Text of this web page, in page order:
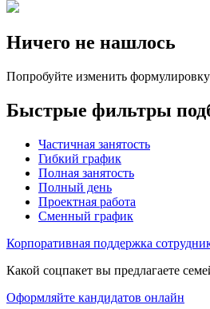
Ничего не нашлось
Попробуйте изменить
Быстрые фильтры
Частичная занятость
Гибкий график
Полная занятость
Полный день
Проектная работа
Сменный график
Корпоративная поддержка
Какой соцпакет вы предлагаете
Оформляйте кандидатов онлайн